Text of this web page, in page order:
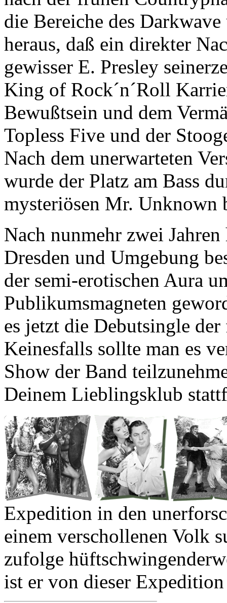
die Bereiche des
heraus, daß ein direkter
gewisser E. Presley
King of Rock´n´Roll
Bewußtsein und dem
Topless Five und der
Nach dem unerwarteten
wurde der Platz am Bass
mysteriösen Mr. Unknown
Nach nunmehr zwei
Dresden und Umgebung
der semi-erotischen Aura
Publikumsmagneten
es jetzt die Debutsingle
Keinesfalls sollte man es
Show der Band
Deinem Lieblingsklub
Expedition in den
einem verschollenen Volk
zufolge
ist er von dieser